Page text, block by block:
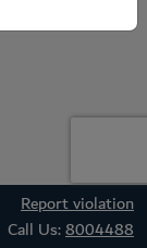
Report violation
Call Us:8004488